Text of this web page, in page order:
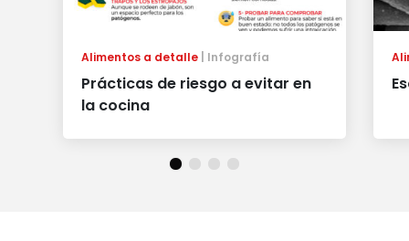
Alimentos a detalle Infografía
Prácticas de riesgo a evitar en
la cocina